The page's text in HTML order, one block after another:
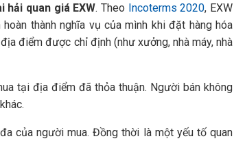
hải quan giá EXW. Theo Incoterms 2020, EXW
thành nghĩa vụ của mình khi đặt hàng hóa
điểm được chỉ định (như xưởng, nhà máy, nhà
tại địa điểm đã thỏa thuận. Người bán không
của người mua. Đồng thời là một yếu tố quan